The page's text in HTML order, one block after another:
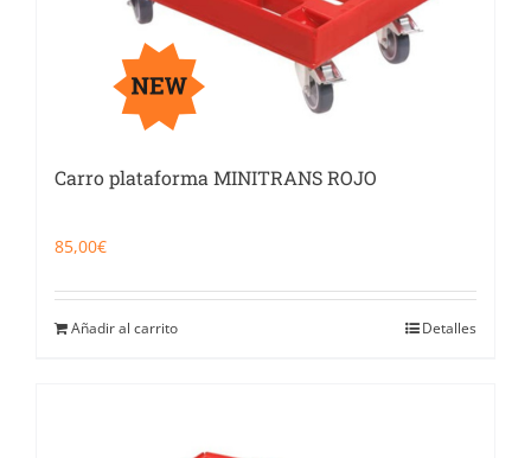
Carro plataforma MINITRANS ROJO
85,00€
Añadir al carrito Detalles